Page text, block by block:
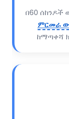
በ60 ሰከንዶች
ምርመራ
ከማጣቀሻ
हिन्दी
Bahasa
Հայերեն